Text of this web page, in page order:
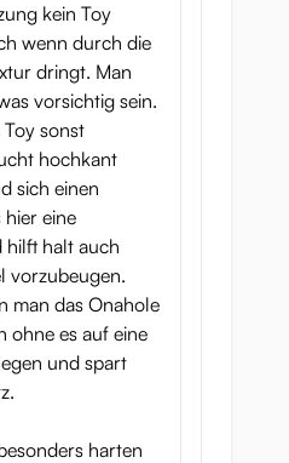
kein Toy
wenn durch die
dringt. Man
vorsichtig sein.
sonst
hochkant
sich einen
eine
hilft halt auch
vorzubeugen.
man das Onahole
ohne es auf eine
und spart
harten